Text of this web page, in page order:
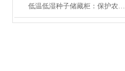
低温低湿种子储藏柜：保护农业未来的关键设备